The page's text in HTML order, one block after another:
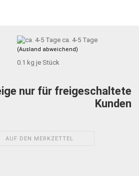
ca. 4-5 Tage
(Ausland abweichend)
0.1 kg je Stück
nur für freigeschaltete
Kunden
AUF DEN MERKZETTEL